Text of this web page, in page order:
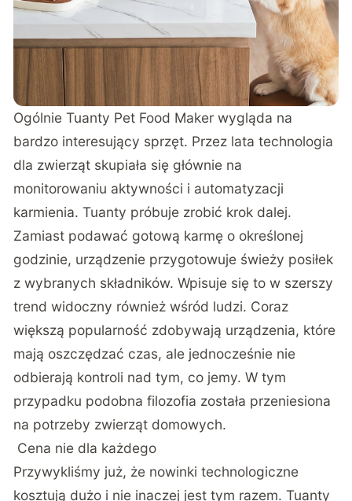
Ogólnie Tuanty Pet Food Maker wygląda na
bardzo interesujący sprzęt. Przez lata technologia
dla zwierząt skupiała się głównie na
monitorowaniu aktywności i automatyzacji
karmienia. Tuanty próbuje zrobić krok dalej.
Zamiast podawać gotową karmę o określonej
godzinie, urządzenie przygotowuje świeży posiłek
z wybranych składników. Wpisuje się to w szerszy
trend widoczny również wśród ludzi. Coraz
większą popularność zdobywają urządzenia, które
mają oszczędzać czas, ale jednocześnie nie
odbierają kontroli nad tym, co jemy. W tym
przypadku podobna filozofia została przeniesiona
na potrzeby zwierząt domowych.
Cena nie dla każdego
Przywykliśmy już, że nowinki technologiczne
kosztują dużo i nie inaczej jest tym razem. Tuanty